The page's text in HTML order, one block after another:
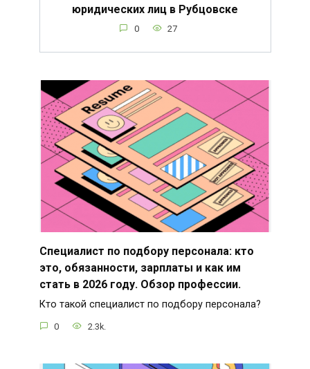
юридических лиц в Рубцовске
0 27
Специалист по подбору персонала: кто
это, обязанности, зарплаты и как им
стать в 2026 году. Обзор профессии.
Кто такой специалист по подбору персонала?
0 2.3k.